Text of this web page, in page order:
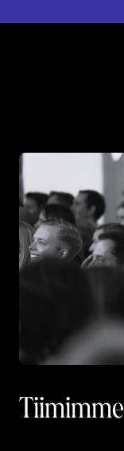
Tiimimme